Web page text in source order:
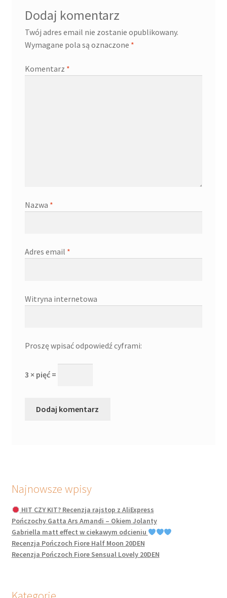
Dodaj komentarz
Twój adres email nie zostanie opublikowany.
Wymagane pola są oznaczone *
Komentarz *
Nazwa *
Adres email *
Witryna internetowa
Proszę wpisać odpowiedź cyframi:
3 × pięć =
Najnowsze wpisy
HIT CZY KIT? Recenzja rajstop z AliExpress
Pończochy Gatta Ars Amandi – Okiem Jolanty
Gabriella matt effect w ciekawym odcieniu
Recenzja Pończoch Fiore Half Moon 20DEN
Recenzja Pończoch Fiore Sensual Lovely 20DEN